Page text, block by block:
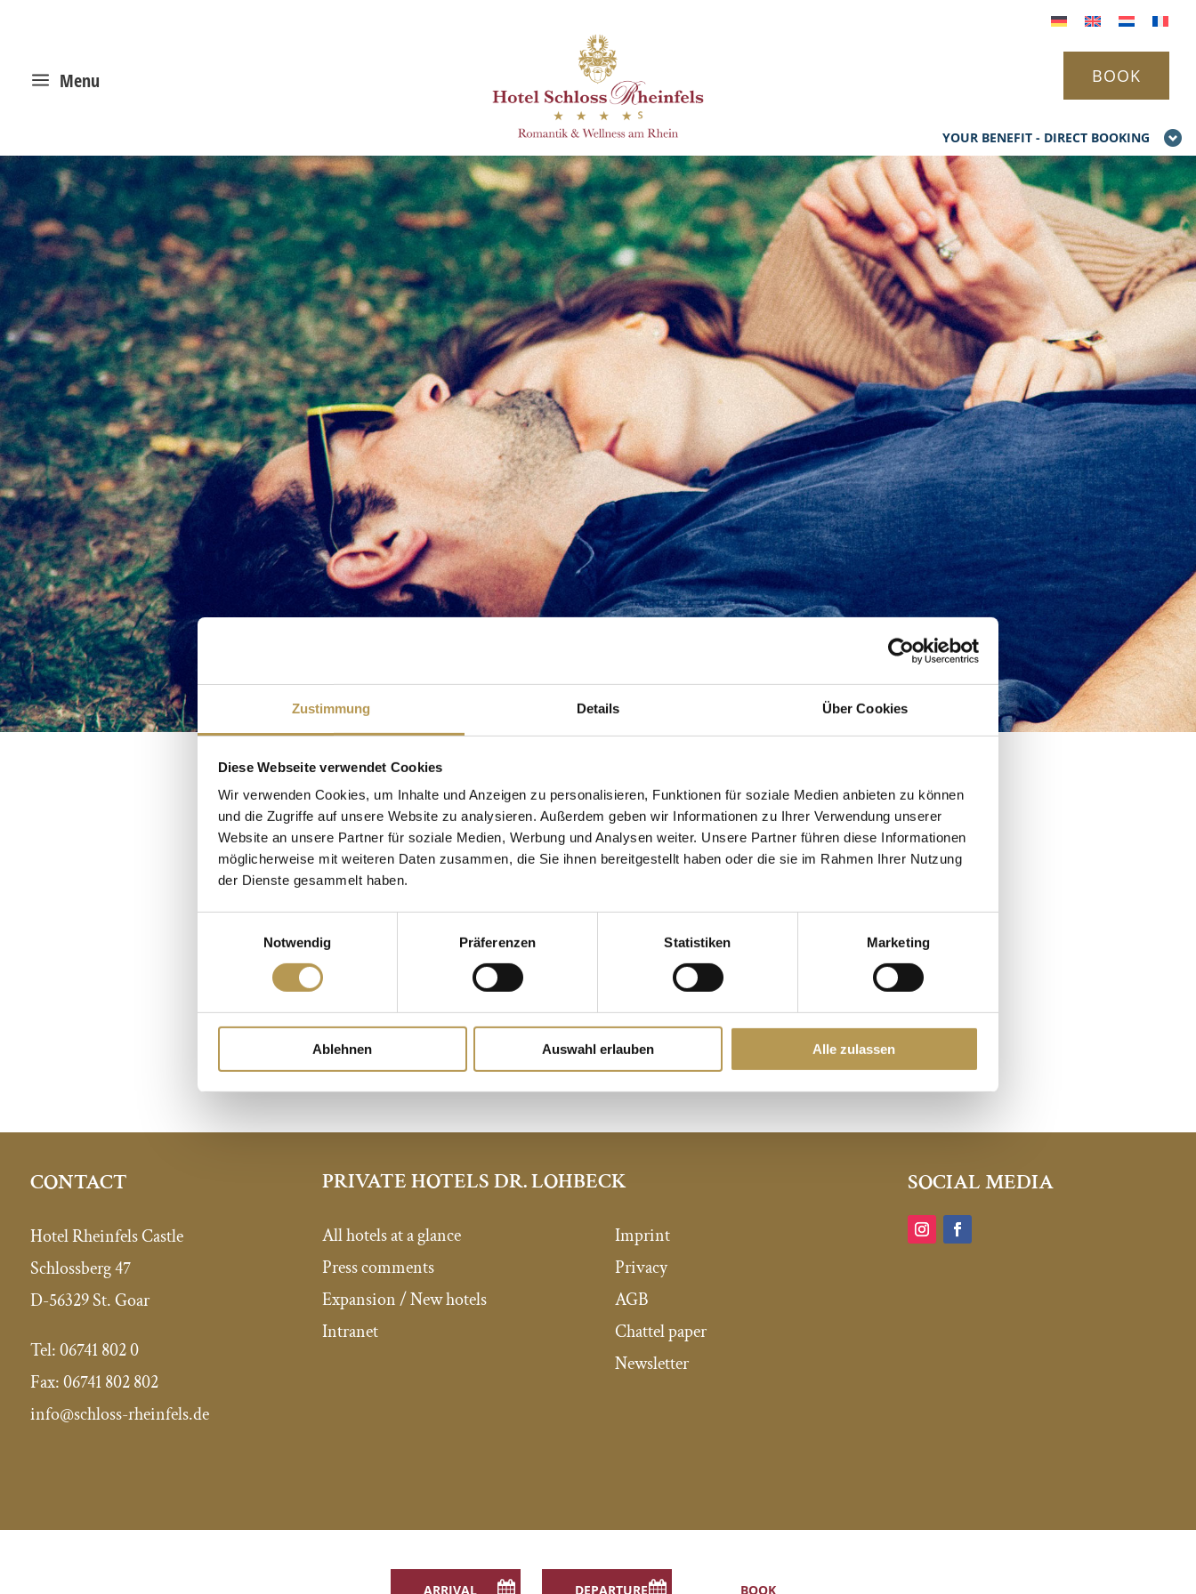
Zustimmung Details Über Cookies
Diese Webseite verwendet Cookies
Wir verwenden Cookies, um Inhalte und Anzeigen zu personalisieren, Funktionen für soziale Medien anbieten zu können
und die Zugriffe auf unsere Website zu analysieren. Außerdem geben wir Informationen zu Ihrer Verwendung unserer
Website an unsere Partner für soziale Medien, Werbung und Analysen weiter. Unsere Partner führen diese Informationen
möglicherweise mit weiteren Daten zusammen, die Sie ihnen bereitgestellt haben oder die sie im Rahmen Ihrer Nutzung
der Dienste gesammelt haben.
Notwendig
Präferenzen Statistiken Marketing
Ablehnen Auswahl erlauben Alle zulassen
YOUR BENEFIT - DIRECT BOOKING
a Menu BOOK
TIME OUT FOR TWO
Relax and enjoy together on a wellness vacation on the Rhine.
RHINE ROMANCE
Candlelight and dreamy atmosphere. Learn the basics of relaxation massage as a couple under
approx. 90 min. | 157 Euro for 2 persons
CONTACT
Hotel Rheinfels Castle
Schlossberg 47
D-56329 St. Goar
Tel: 06741 802 0
Fax: 06741 802 802
info@schloss-rheinfels.de
PRIVATE HOTELS DR. LOHBECK
All hotels at a glance
Press comments
Expansion / New hotels
Intranet
Imprint
Privacy
AGB
Chattel paper
Newsletter
SOCIAL MEDIA